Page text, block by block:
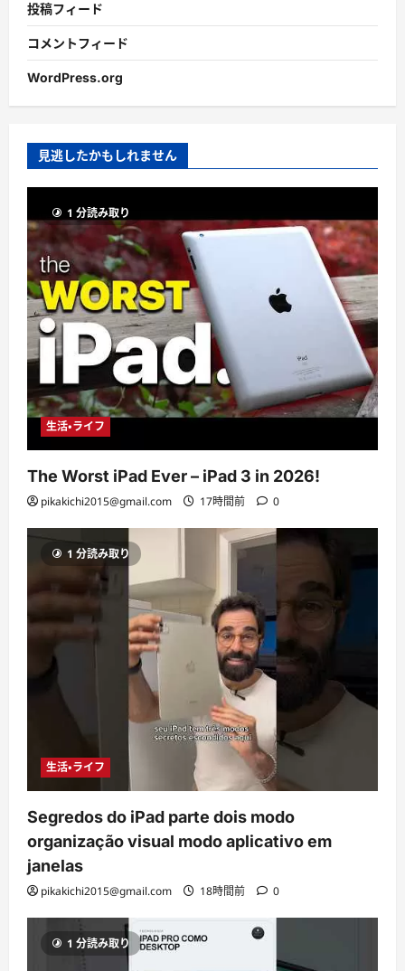
投稿フィード
コメントフィード
WordPress.org
見逃したかもしれません
1 分読み取り
生活・ライフ
The Worst iPad Ever – iPad 3 in 2026!
pikakichi2015@gmail.com 17時間前 0
1 分読み取り
生活・ライフ
Segredos do iPad parte dois modo
organização visual modo aplicativo em
janelas
pikakichi2015@gmail.com 18時間前 0
1 分読み取り